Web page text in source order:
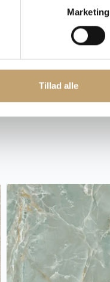
Marketing
Tillad alle